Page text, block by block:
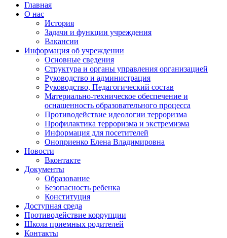
Главная
О нас
История
Задачи и функции учреждения
Вакансии
Информация об учреждении
Основные сведения
Структура и органы управления организацией
Руководство и администрация
Руководство, Педагогический состав
Материально-техническое обеспечение и
оснащенность образовательного процесса
Противодействие идеологии терроризма
Профилактика терроризма и экстремизма
Информация для посетителей
Оноприенко Елена Владимировна
Новости
Вконтакте
Документы
Образование
Безопасность ребенка
Конституция
Доступная среда
Противодействие коррупции
Школа приемных родителей
Контакты